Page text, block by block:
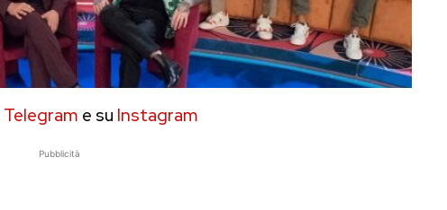
Telegram e su Instagram
Pubblicità